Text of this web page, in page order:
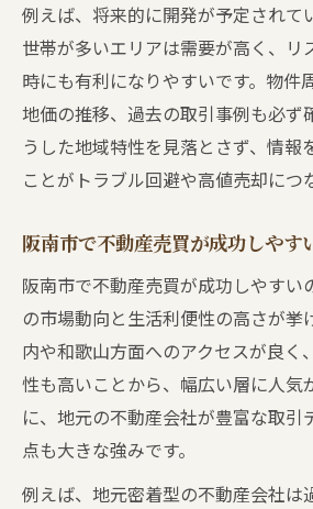
例えば、将来的に開発が予定されて
世帯が多いエリアは需要が高く、リ
時にも有利になりやすいです。物件
地価の推移、過去の取引事例も必ず
うした地域特性を見落とさず、情報
ことがトラブル回避や高値売却につ
阪南市で不動産売買が成功しやす
阪南市で不動産売買が成功しやすい
の市場動向と生活利便性の高さが挙
内や和歌山方面へのアクセスが良く
性も高いことから、幅広い層に人気
に、地元の不動産会社が豊富な取引
点も大きな強みです。
例えば、地元密着型の不動産会社は